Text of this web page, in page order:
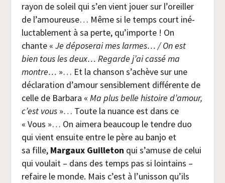
rayon de soleil qui s’en vient jouer sur l’oreiller
de l’amoureuse… Même si le temps court iné­
luc­ta­ble­ment à sa perte, qu’importe ! On
chante « Je dépo­se­rai mes larmes… / On est
bien tous les deux… Regarde j’ai cas­sé ma
montre… »… Et la chan­son s’achève sur une
décla­ra­tion d’amour sen­si­ble­ment dif­fé­rente de
celle de Bar­ba­ra « Ma plus belle his­toire d’amour,
c’est vous»… Toute la nuance est dans ce
« Vous »… On aime­ra beau­coup le tendre duo
qui vient ensuite entre le père au ban­jo et
sa fille, Mar­gaux Guille­ton qui s’amuse de celui
qui vou­lait – dans des temps pas si loin­tains –
refaire le monde. Mais c’est à l’unisson qu’ils